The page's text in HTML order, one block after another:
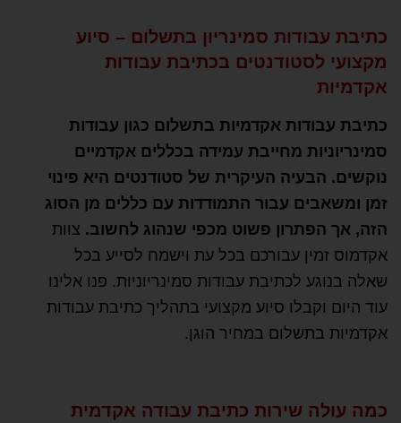
כתיבת עבודות סמינריון בתשלום – סיוע
מקצועי לסטודנטים בכתיבת עבודות
אקדמיות
כתיבת עבודות אקדמיות בתשלום כגון עבודות
סמינריוניות מחייבת עמידה בכללים אקדמיים
נוקשים. הבעיה העיקרית של סטודנטים היא פינוי
זמן ומשאבים עבור התמודדות עם כללים מן הסוג
הזה, אך הפתרון פשוט מכפי שנהוג לחשוב. צוות
אקדמוס זמין עבורכם בכל עת וישמח לסייע בכל
שאלה בנוגע לכתיבת עבודות סמינריוניות. פנו אלינו
עוד היום וקבלו סיוע מקצועי בתהליך כתיבת עבודות
אקדמיות בתשלום במחיר הוגן.
כמה עולה שירות כתיבת עבודה אקדמית